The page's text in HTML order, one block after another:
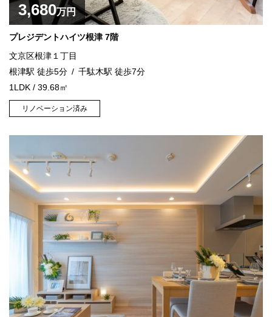
3,680万円
プレジデントハイツ根津 7階
文京区根津１丁目
根津駅 徒歩5分
千駄木駅 徒歩7分
1LDK / 39.68㎡
リノベーション済み